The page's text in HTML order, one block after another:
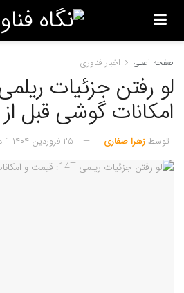
صفحه اصلی اخبار فناوری
امکانات گوشی قبل از
توسط زهرا صفاری ۲۵ فروردین ۱۴۰۴ 1 دقیقه خوانده شده